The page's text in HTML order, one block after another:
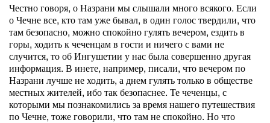
Честно говоря, о Назрани мы слышали много всякого. Если
о Чечне все, кто там уже бывал, в один голос твердили, что
там безопасно, можно спокойно гулять вечером, ездить в
горы, ходить к чеченцам в гости и ничего с вами не
случится, то об Ингушетии у нас была совершенно другая
информация. В инете, например, писали, что вечером по
Назрани лучше не ходить, а днем гулять только в обществе
местных жителей, ибо так безопаснее. Те чеченцы, с
которыми мы познакомились за время нашего путешествия
по Чечне, тоже говорили, что там не спокойно. Но что